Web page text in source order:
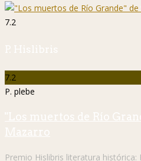
7.2
P. Hislibris
7.2
P. plebe
"Los muertos de Río
Mazarro
Premio Hislibris literatura histórica: